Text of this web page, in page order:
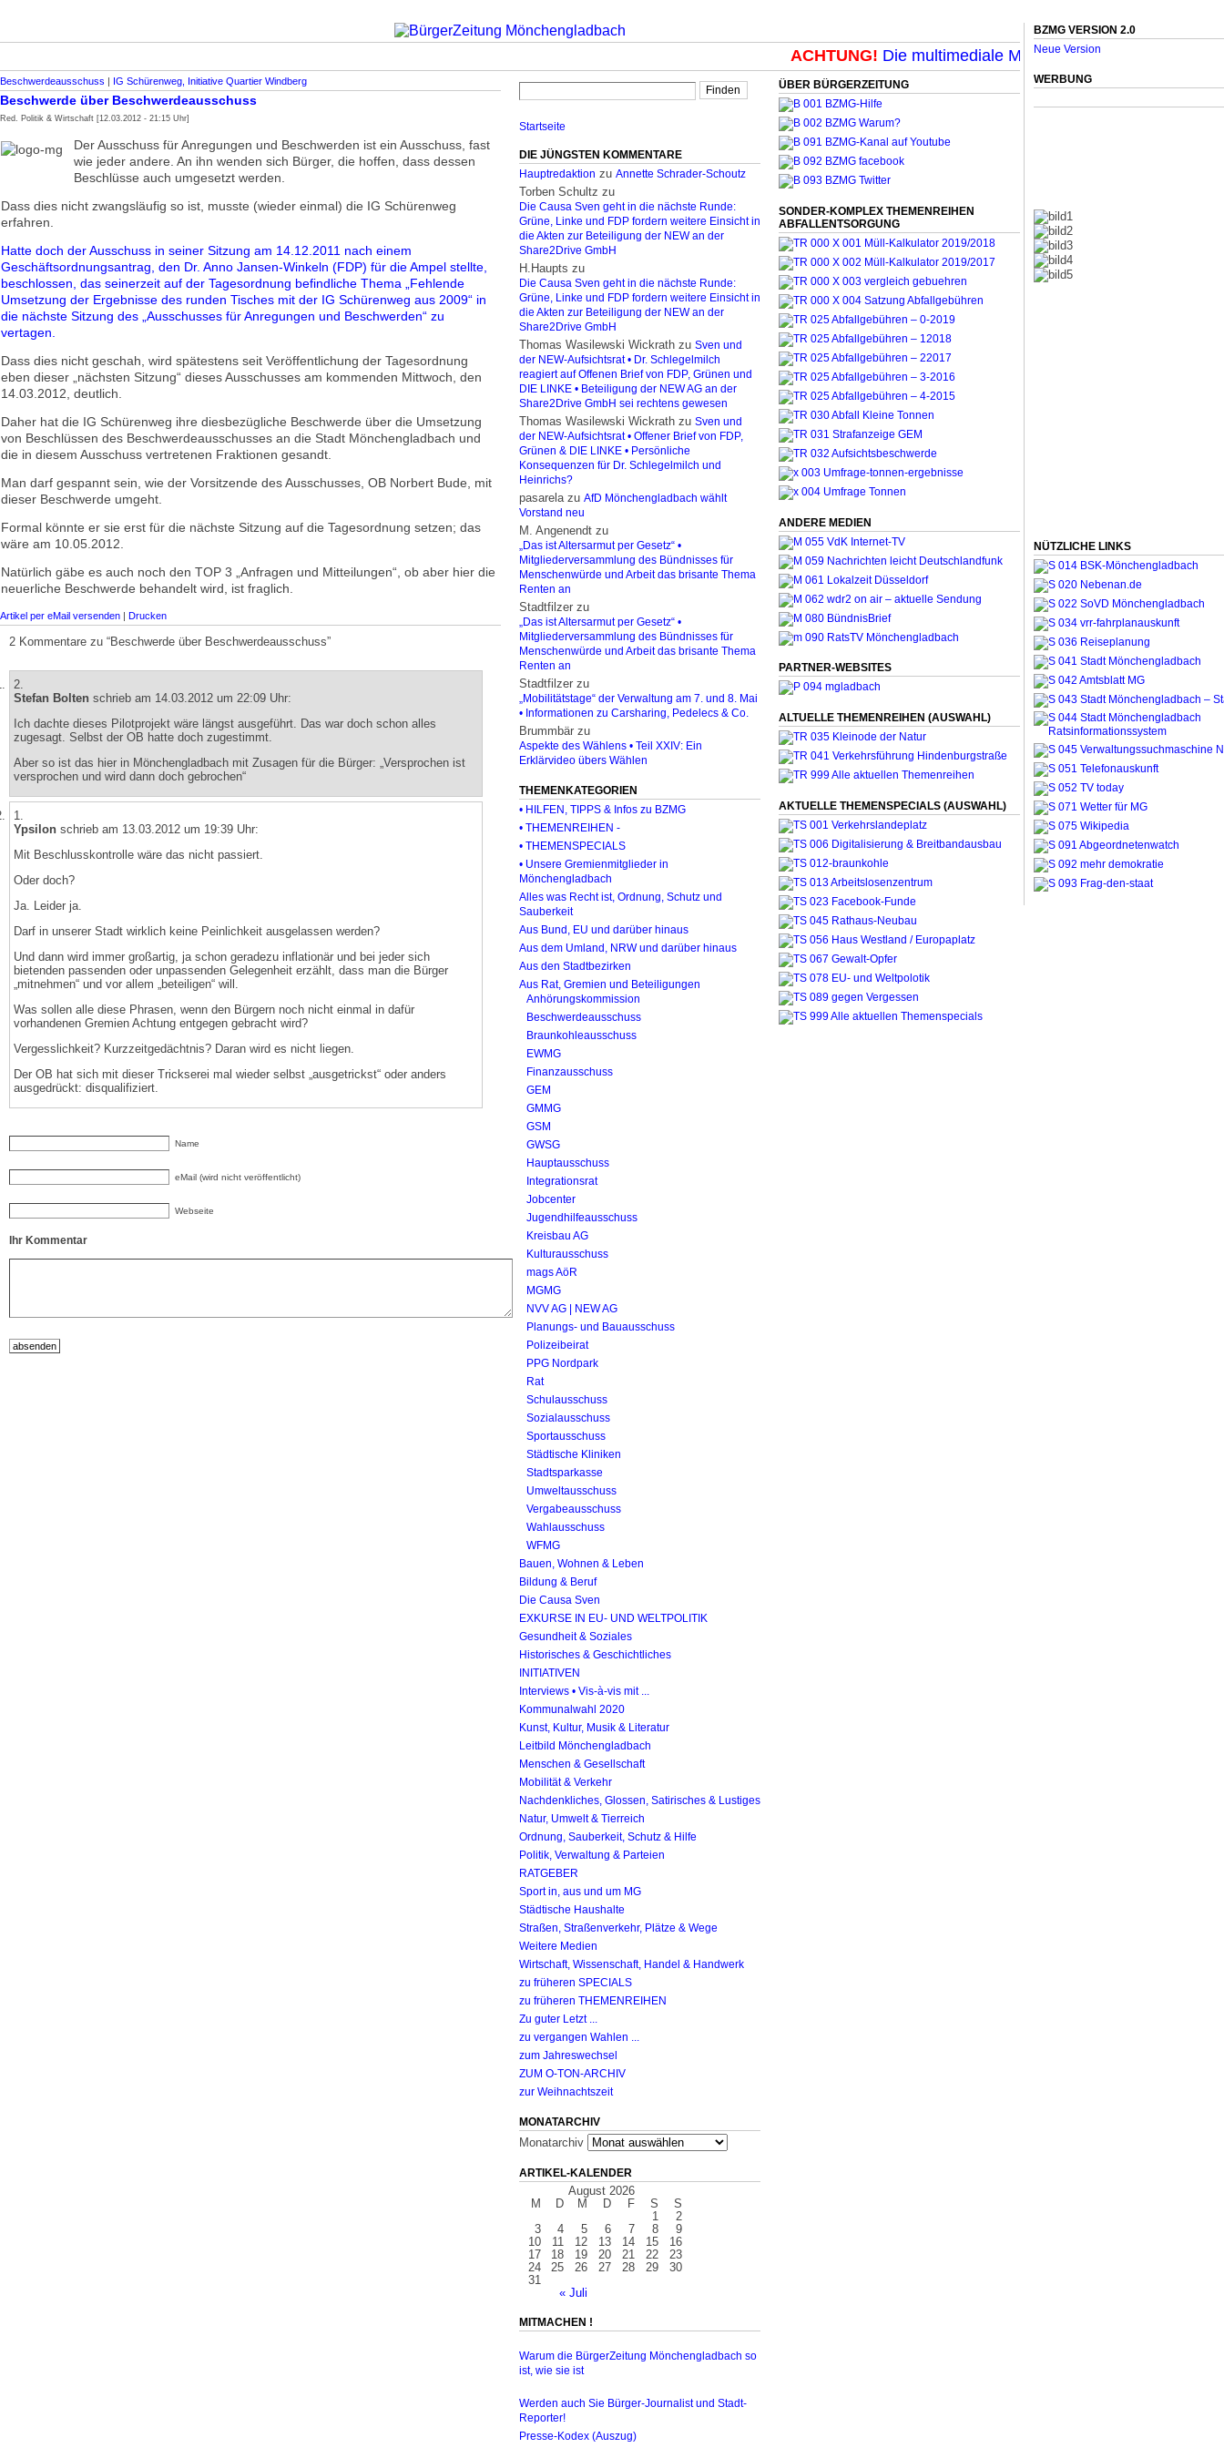
ACHTUNG!Die multimediale Mit-Mach-Zeitung für
Beschwerdeausschuss | IG Schürenweg, Initiative Quartier Windberg
Beschwerde über Beschwerdeausschuss
Red. Politik & Wirtschaft [12.03.2012 - 21:15 Uhr]
Der Ausschuss für Anregungen und Beschwerden ist ein Ausschuss, fast
wie jeder andere. An ihn wenden sich Bürger, die hoffen, dass dessen
Beschlüsse auch umgesetzt werden.
Dass dies nicht zwangsläufig so ist, musste (wieder einmal) die IG Schürenweg
erfahren.
Hatte doch der Ausschuss in seiner Sitzung am 14.12.2011 nach einem
Geschäftsordnungsantrag, den Dr. Anno Jansen-Winkeln (FDP) für die Ampel stellte,
beschlossen, das seinerzeit auf der Tagesordnung befindliche Thema „Fehlende
Umsetzung der Ergebnisse des runden Tisches mit der IG Schürenweg aus 2009“ in
die nächste Sitzung des „Ausschusses für Anregungen und Beschwerden“ zu
vertagen.
Dass dies nicht geschah, wird spätestens seit Veröffentlichung der Tagesordnung
eben dieser „nächsten Sitzung“ dieses Ausschusses am kommenden Mittwoch, den
14.03.2012, deutlich.
Daher hat die IG Schürenweg ihre diesbezügliche Beschwerde über die Umsetzung
von Beschlüssen des Beschwerdeausschusses an die Stadt Mönchengladbach und
die in diesem Ausschuss vertretenen Fraktionen gesandt.
Man darf gespannt sein, wie der Vorsitzende des Ausschusses, OB Norbert Bude, mit
dieser Beschwerde umgeht.
Formal könnte er sie erst für die nächste Sitzung auf die Tagesordnung setzen; das
wäre am 10.05.2012.
Natürlich gäbe es auch noch den TOP 3 „Anfragen und Mitteilungen“, ob aber hier die
neuerliche Beschwerde behandelt wird, ist fraglich.
Artikel per eMail versenden | Drucken
2 Kommentare zu “Beschwerde über Beschwerdeausschuss”
2.
Stefan Bolten schrieb am 14.03.2012 um 22:09 Uhr:
Ich dachte dieses Pilotprojekt wäre längst ausgeführt. Das war doch schon alles
zugesagt. Selbst der OB hatte doch zugestimmt.
Aber so ist das hier in Mönchengladbach mit Zusagen für die Bürger: „Versprochen ist
versprochen und wird dann doch gebrochen“
1.
Ypsilon schrieb am 13.03.2012 um 19:39 Uhr:
Mit Beschlusskontrolle wäre das nicht passiert.
Oder doch?
Ja. Leider ja.
Darf in unserer Stadt wirklich keine Peinlichkeit ausgelassen werden?
Und dann wird immer großartig, ja schon geradezu inflationär und bei jeder sich
bietenden passenden oder unpassenden Gelegenheit erzählt, dass man die Bürger
„mitnehmen“ und vor allem „beteiligen“ will.
Was sollen alle diese Phrasen, wenn den Bürgern noch nicht einmal in dafür
vorhandenen Gremien Achtung entgegen gebracht wird?
Vergesslichkeit? Kurzzeitgedächtnis? Daran wird es nicht liegen.
Der OB hat sich mit dieser Trickserei mal wieder selbst „ausgetrickst“ oder anders
ausgedrückt: disqualifiziert.
Name
eMail (wird nicht veröffentlicht)
Webseite
Ihr Kommentar
Startseite
DIE JÜNGSTEN KOMMENTARE
Hauptredaktion zu Annette Schrader-Schoutz
Torben Schultz zu
Die Causa Sven geht in die nächste Runde:
Grüne, Linke und FDP fordern weitere Einsicht in
die Akten zur Beteiligung der NEW an der
Share2Drive GmbH
H.Haupts zu
Die Causa Sven geht in die nächste Runde:
Grüne, Linke und FDP fordern weitere Einsicht in
die Akten zur Beteiligung der NEW an der
Share2Drive GmbH
Thomas Wasilewski Wickrath zu Sven und
der NEW-Aufsichtsrat • Dr. Schlegelmilch
reagiert auf Offenen Brief von FDP, Grünen und
DIE LINKE • Beteiligung der NEW AG an der
Share2Drive GmbH sei rechtens gewesen
Thomas Wasilewski Wickrath zu Sven und
der NEW-Aufsichtsrat • Offener Brief von FDP,
Grünen & DIE LINKE • Persönliche
Konsequenzen für Dr. Schlegelmilch und
Heinrichs?
pasarelazu AfD Mönchengladbach wählt
Vorstand neu
M. Angenendt zu
„Das ist Altersarmut per Gesetz“ •
Mitgliederversammlung des Bündnisses für
Menschenwürde und Arbeit das brisante Thema
Renten an
Stadtfilzer zu
„Das ist Altersarmut per Gesetz“ •
Mitgliederversammlung des Bündnisses für
Menschenwürde und Arbeit das brisante Thema
Renten an
Stadtfilzer zu
„Mobilitätstage“ der Verwaltung am 7. und 8. Mai
• Informationen zu Carsharing, Pedelecs & Co.
Brummbär zu
Aspekte des Wählens • Teil XXIV: Ein
Erklärvideo übers Wählen
THEMENKATEGORIEN
• HILFEN, TIPPS & Infos zu BZMG
• THEMENREIHEN -
• THEMENSPECIALS
• Unsere Gremienmitglieder in
Mönchengladbach
Alles was Recht ist, Ordnung, Schutz und
Sauberkeit
Aus Bund, EU und darüber hinaus
Aus dem Umland, NRW und darüber hinaus
Aus den Stadtbezirken
Aus Rat, Gremien und Beteiligungen
Anhörungskommission
Beschwerdeausschuss
Braunkohleausschuss
EWMG
Finanzausschuss
GEM
GMMG
GSM
GWSG
Hauptausschuss
Integrationsrat
Jobcenter
Jugendhilfeausschuss
Kreisbau AG
Kulturausschuss
mags AöR
MGMG
NVV AG | NEW AG
Planungs- und Bauausschuss
Polizeibeirat
PPG Nordpark
Rat
Schulausschuss
Sozialausschuss
Sportausschuss
Städtische Kliniken
Stadtsparkasse
Umweltausschuss
Vergabeausschuss
Wahlausschuss
WFMG
Bauen, Wohnen & Leben
Bildung & Beruf
Die Causa Sven
EXKURSE IN EU- UND WELTPOLITIK
Gesundheit & Soziales
Historisches & Geschichtliches
INITIATIVEN
Interviews • Vis-à-vis mit ...
Kommunalwahl 2020
Kunst, Kultur, Musik & Literatur
Leitbild Mönchengladbach
Menschen & Gesellschaft
Mobilität & Verkehr
Nachdenkliches, Glossen, Satirisches & Lustiges
Natur, Umwelt & Tierreich
Ordnung, Sauberkeit, Schutz & Hilfe
Politik, Verwaltung & Parteien
RATGEBER
Sport in, aus und um MG
Städtische Haushalte
Straßen, Straßenverkehr, Plätze & Wege
Weitere Medien
Wirtschaft, Wissenschaft, Handel & Handwerk
zu früheren SPECIALS
zu früheren THEMENREIHEN
Zu guter Letzt ...
zu vergangen Wahlen ...
zum Jahreswechsel
ZUM O-TON-ARCHIV
zur Weihnachtszeit
MONATARCHIV
Monatarchiv
ARTIKEL-KALENDER
August 2026
M
D M D F S S
« Juli
1
2
3
4 5 6 7 8
9
10
11 12 13 14 15
16
17
18 19 20 21 22
23
24
25 26 27 28 29
30
31
MITMACHEN !
Warum die BürgerZeitung Mönchengladbach so
ist, wie sie ist
Werden auch Sie Bürger-Journalist und Stadt-
Reporter!
Presse-Kodex (Auszug)
ÜBER BÜRGERZEITUNG
SONDER-KOMPLEX THEMENREIHEN
ABFALLENTSORGUNG
ANDERE MEDIEN
PARTNER-WEBSITES
ALTUELLE THEMENREIHEN (AUSWAHL)
AKTUELLE THEMENSPECIALS (AUSWAHL)
BZMG VERSION 2.0
Neue Version
WERBUNG
NÜTZLICHE LINKS